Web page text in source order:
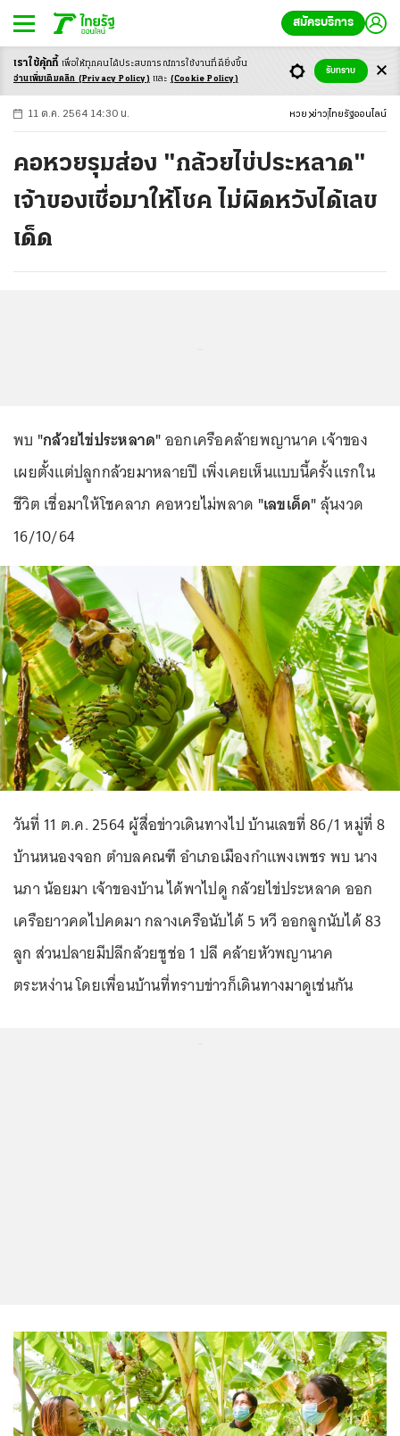
สมัครบริการ
-ก ก ก+
11 ต.ค. 2564 14:30 น. หวย ข่าว ไทยรัฐออนไลน์
คอหวยรุมส่อง "กล้วยไข่ประหลาด"
เจ้าของเชื่อมาให้โชค ไม่ผิดหวังได้เลข
เด็ด
พบ "กล้วยไข่ประหลาด"ออกเครือคล้ายพญานาค เจ้าของ
เผยตั้งแต่ปลูกกล้วยมาหลายปี เพิ่งเคยเห็นแบบนี้ครั้งแรกใน
ชีวิต เชื่อมาให้โชคลาภ คอหวยไม่พลาด "เลขเด็ด"ลุ้นงวด
16/10/64
วันที่ 11 ต.ค. 2564 ผู้สื่อข่าวเดินทางไป บ้านเลขที่ 86/1 หมู่ที่ 8
บ้านหนองจอก ตำบลคณฑี อำเภอเมืองกำแพงเพชร พบ นาง
นภา น้อยมา เจ้าของบ้าน ได้พาไปดู กล้วยไข่ประหลาด ออก
เครือยาวคดไปคดมา กลางเครือนับได้ 5 หวี ออกลูกนับได้ 83
ลูก ส่วนปลายมีปลีกล้วยชูช่อ 1 ปลี คล้ายหัวพญานาค
ตระหง่าน โดยเพื่อนบ้านที่ทราบข่าวก็เดินทางมาดูเช่นกัน
เราใช้คุ้กกี้ เพื่อให้ทุกคนได้ประสบการณ์การใช้งานที่ดียิ่งขึ้น
อ่านเพิ่มเติมคลิก (Privacy Policy) และ (Cookie Policy)
รับทราบ